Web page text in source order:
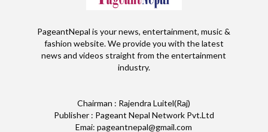
PageantNepal is your news, entertainment, music &
fashion website. We provide you with the latest
news and videos straight from the entertainment
industry.
Chairman : Rajendra Luitel(Raj)
Publisher : Pageant Nepal Network Pvt.Ltd
Emai: pageantnepal@gmail.com